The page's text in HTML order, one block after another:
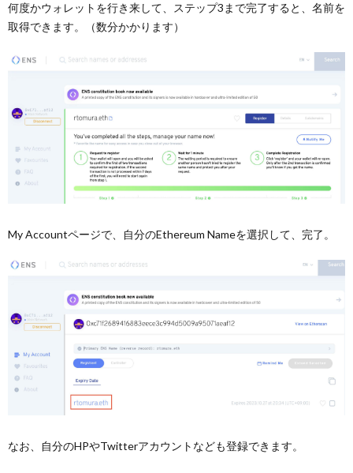
何度かウォレットを行き来して、ステップ3まで完了すると、名前を
取得できます。（数分かかります）
My Accountページで、自分のEthereum Nameを選択して、完了。
なお、自分のHPやTwitterアカウントなども登録できます。